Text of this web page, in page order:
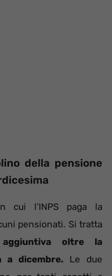
della pensione
cui l’INPS paga la
pensionati. Si tratta
aggiuntiva oltre la
a dicembre. Le due